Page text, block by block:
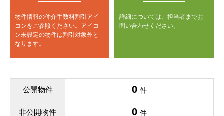
物件情報の仲介手数料割引アイ
コンをご参照ください。 アイコ
ン未設定の物件は割引対象外と
なります。
詳細については、担当者までお
問い合わせください。
公開物件 0 件
非公開物件 0 件